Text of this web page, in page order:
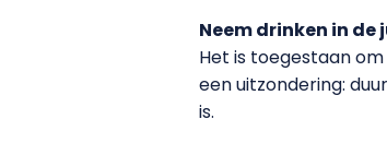
Neem drinken in
Het is toegestaan
een uitzondering:
is.